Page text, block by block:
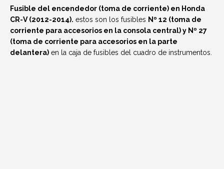
Fusible del encendedor (toma de corriente) en Honda
CR-V (2012-2014). estos son los fusibles Nº 12 (toma de
corriente para accesorios en la consola central) y Nº 27
(toma de corriente para accesorios en la parte
delantera) en la caja de fusibles del cuadro de instrumentos.